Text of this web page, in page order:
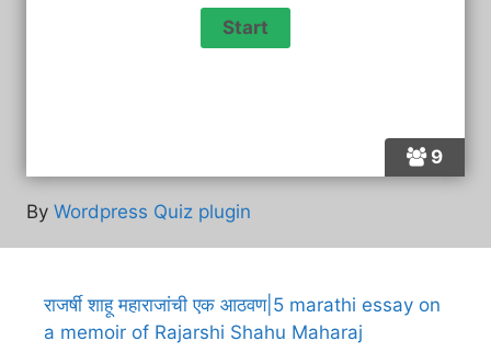
9
By Wordpress Quiz plugin
राजर्षी शाहू महाराजांची एक आठवण|5 marathi essay on
a memoir of Rajarshi Shahu Maharaj